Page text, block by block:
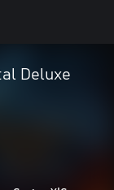
Deluxe